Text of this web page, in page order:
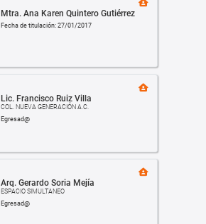
Mtra. Ana Karen Quintero Gutiérrez
Fecha de titulación: 27/01/2017
Lic. Francisco Ruiz Villa
COL. NUEVA GENERACIÓN A.C.
Egresad@
Arq. Gerardo Soria Mejía
ESPACIO SIMULTANEO
Egresad@